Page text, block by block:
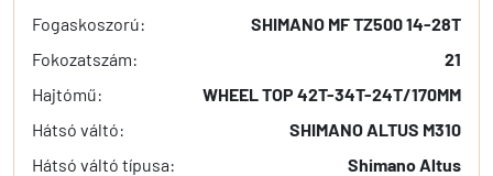
Fogaskoszorú:
SHIMANO MF TZ500 14-28T
Fokozatszám:
21
Hajtómű:
WHEEL TOP 42T-34T-24T/170MM
Hátsó váltó:
SHIMANO ALTUS M310
Hátsó váltó típusa:
Shimano Altus